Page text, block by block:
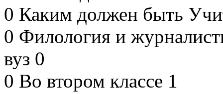
0 Каким должен быть
0 Филология и
вуз 0
0 Во втором классе 1